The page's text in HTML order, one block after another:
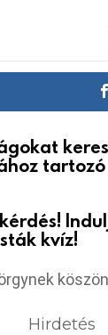
kvíz!
Hirdetés